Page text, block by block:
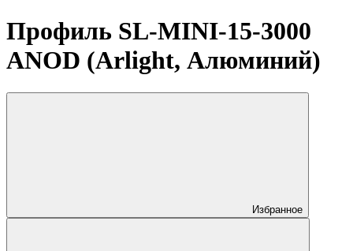
Профиль SL-MINI-15-3000
ANOD (Arlight, Алюминий)
Избранное